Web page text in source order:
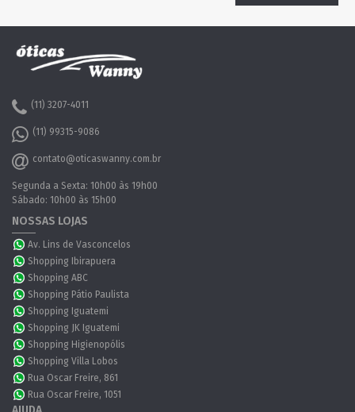
(11) 3207-4011
(11) 99315-9086
contato@oticaswanny.com.br
Segunda a Sexta: 10h00 às 19h00
Sábado: 10h00 às 15h00
NOSSAS LOJAS
Av. Lins de Vasconcelos
Shopping Ibirapuera
Shopping ABC
Shopping Pátio Paulista
Shopping Iguatemi
Shopping JK Iguatemi
Shopping Higienopólis
Shopping Villa Lobos
Rua Oscar Freire, 861
Rua Oscar Freire, 1051